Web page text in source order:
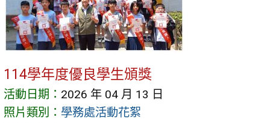
114學年度優良學生頒獎
活動日期： 2026 年 04 月 13 日
照片類別： 學務處活動花絮